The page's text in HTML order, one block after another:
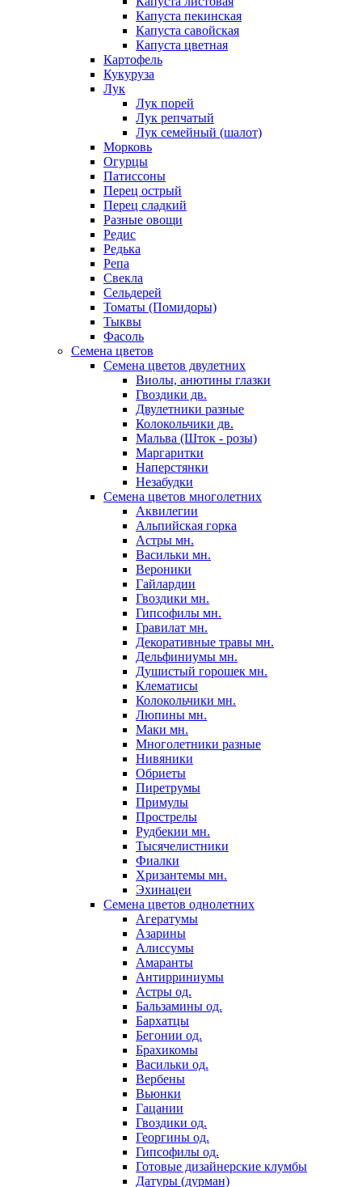
Капуста пекинская
Капуста савойская
Капуста цветная
Картофель
Кукуруза
Лук
Лук порей
Лук репчатый
Лук семейный (шалот)
Морковь
Огурцы
Патиссоны
Перец острый
Перец сладкий
Разные овощи
Редис
Редька
Репа
Свекла
Сельдерей
Томаты (Помидоры)
Тыквы
Фасоль
Семена цветов
Семена цветов двулетних
Виолы, анютины глазки
Гвоздики дв.
Двулетники разные
Колокольчики дв.
Мальва (Шток - розы)
Маргаритки
Наперстянки
Незабудки
Семена цветов многолетних
Аквилегии
Альпийская горка
Астры мн.
Васильки мн.
Вероники
Гайлардии
Гвоздики мн.
Гипсофилы мн.
Гравилат мн.
Декоративные травы мн.
Дельфиниумы мн.
Душистый горошек мн.
Клематисы
Колокольчики мн.
Люпины мн.
Маки мн.
Многолетники разные
Нивяники
Обриеты
Пиретрумы
Примулы
Прострелы
Рудбекии мн.
Тысячелистники
Фиалки
Хризантемы мн.
Эхинацеи
Семена цветов однолетних
Агератумы
Азарины
Алиссумы
Амаранты
Антирриниумы
Астры од.
Бальзамины од.
Бархатцы
Бегонии од.
Брахикомы
Васильки од.
Вербены
Вьюнки
Гацании
Гвоздики од.
Георгины од.
Гипсофилы од.
Готовые дизайнерские клумбы
Датуры (дурман)